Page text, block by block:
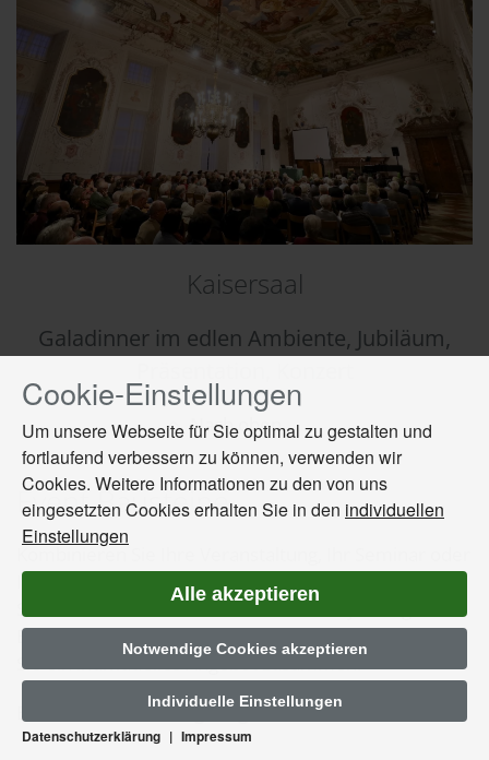
Kaisersaal
Galadinner im edlen Ambiente, Jubiläum,
Nach oben
Event Bausteine
Kombinieren Sie Ihre Veranstaltung, Ihr Seminar oder
Ihre Feier mit einem exklusiven Event-Baustein
Senden Sie uns Ihre Wünsche mit dem jeweiligen
Bausteinnamen in Ihrer Anfrage und wir stellen für
Sie ein individuelles Angebot zusammen.
Es erwarten Sieeinzigartige Erlebnisse
Drücken
Sie
Tab,
um
durch
die
Optionen
navigieren.
lehnt
Cookies
Cookie-Einstellungen
Um unsere Webseite für Sie optimal zu gestalten und
fortlaufend verbessern zu können, verwenden wir
Cookies. Weitere Informationen zu den von uns
eingesetzten Cookies erhalten Sie in den individuellen
Einstellungen
Alle akzeptieren
Notwendige Cookies akzeptieren
Individuelle Einstellungen
Datenschutzerklärung | Impressum